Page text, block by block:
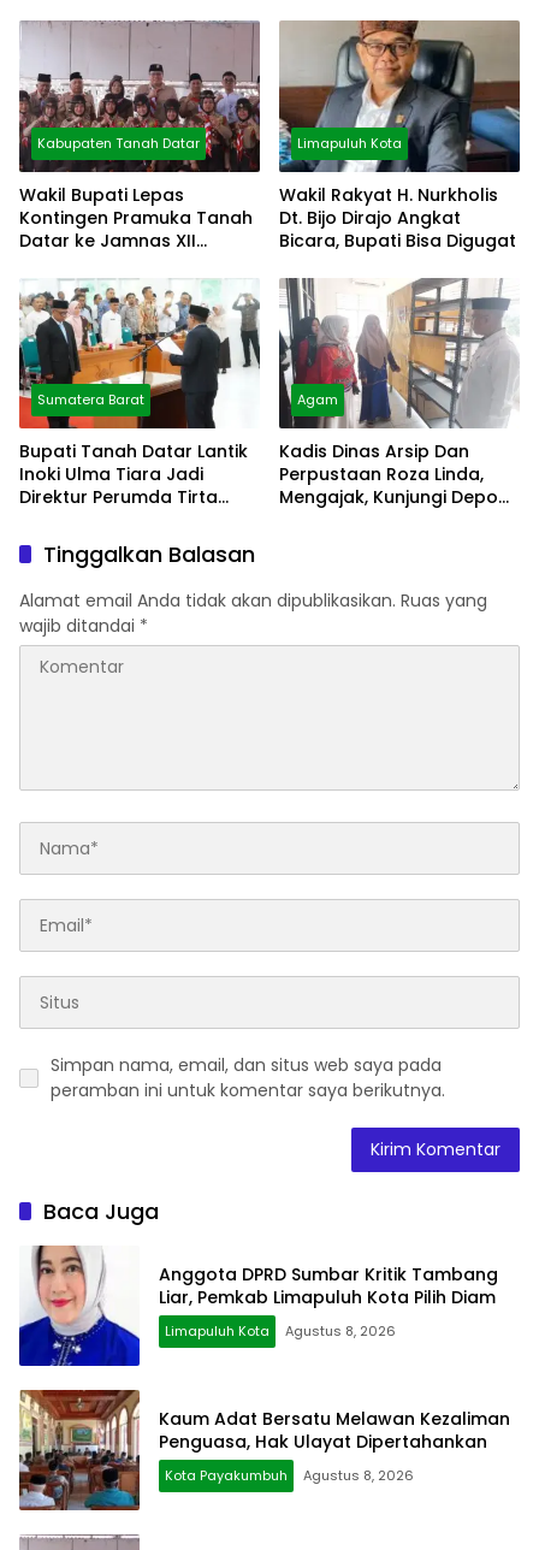
Kabupaten Tanah Datar
Wakil Bupati Lepas
Kontingen Pramuka Tanah
Datar ke Jamnas XII
Limapuluh Kota
Wakil Rakyat H. Nurkholis
Dt. Bijo Dirajo Angkat
Bicara, Bupati Bisa Digugat
Sumatera Barat
Bupati Tanah Datar Lantik
Inoki Ulma Tiara Jadi
Direktur Perumda Tirta
Agam
Kadis Dinas Arsip Dan
Perpustaan Roza Linda,
Mengajak, Kunjungi Depo
Tinggalkan Balasan
Alamat email Anda tidak akan dipublikasikan. Ruas yang
wajib ditandai *
Simpan nama, email, dan situs web saya pada
peramban ini untuk komentar saya berikutnya.
Baca Juga
Anggota DPRD Sumbar Kritik Tambang
Liar, Pemkab Limapuluh Kota Pilih Diam
Limapuluh Kota Agustus 8, 2026
Kaum Adat Bersatu Melawan Kezaliman
Penguasa, Hak Ulayat Dipertahankan
Kota Payakumbuh Agustus 8, 2026